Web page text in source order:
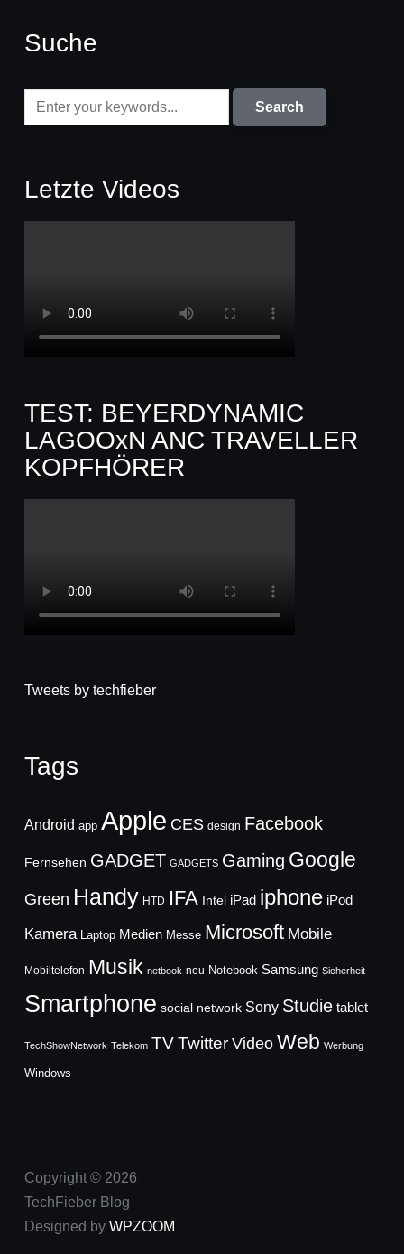
Suche
Letzte Videos
TEST: BEYERDYNAMIC
LAGOOxN ANC TRAVELLER
KOPFHÖRER
Tweets by techfieber
Tags
Android app Apple CES design Facebook
Fernsehen GADGET GADGETS Gaming Google
Green Handy HTD IFA Intel iPad iphone iPod
Kamera Laptop Medien Messe Microsoft Mobile
Mobiltelefon Musik netbook neu Notebook Samsung Sicherheit
Smartphone social network Sony Studie tablet
TechShowNetwork Telekom TVTwitter Video Web Werbung
Windows
Copyright © 2026
TechFieber Blog
Designed by WPZOOM